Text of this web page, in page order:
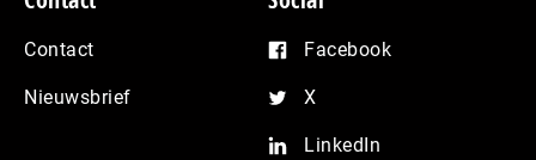
Contact
Nieuwsbrief
Facebook
X
LinkedIn